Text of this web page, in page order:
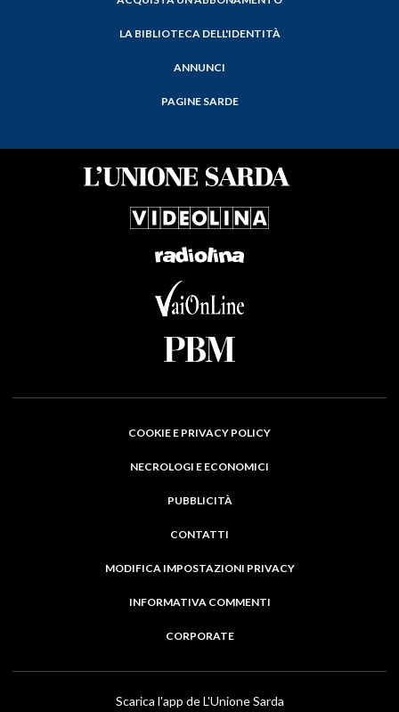
LA BIBLIOTECA DELL'IDENTITÀ
ANNUNCI
PAGINE SARDE
COOKIE E PRIVACY POLICY
NECROLOGI E ECONOMICI
PUBBLICITÀ
CONTATTI
MODIFICA IMPOSTAZIONI PRIVACY
INFORMATIVA COMMENTI
CORPORATE
Scarica l'app de L'Unione Sarda